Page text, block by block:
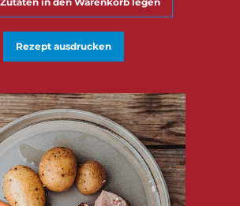
Rezept ausdrucken